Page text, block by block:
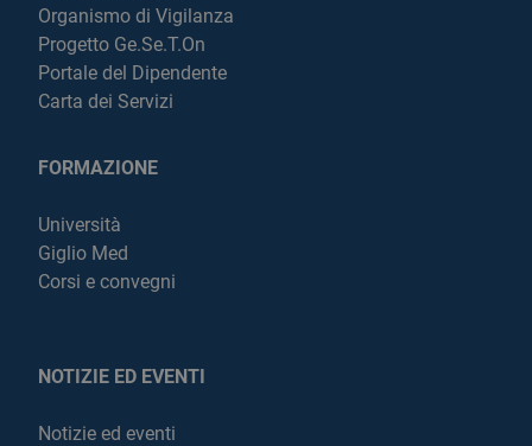
Organismo di Vigilanza
Progetto Ge.Se.T.On
Portale del Dipendente
Carta dei Servizi
FORMAZIONE
Università
Giglio Med
Corsi e convegni
NOTIZIE ED EVENTI
Notizie ed eventi